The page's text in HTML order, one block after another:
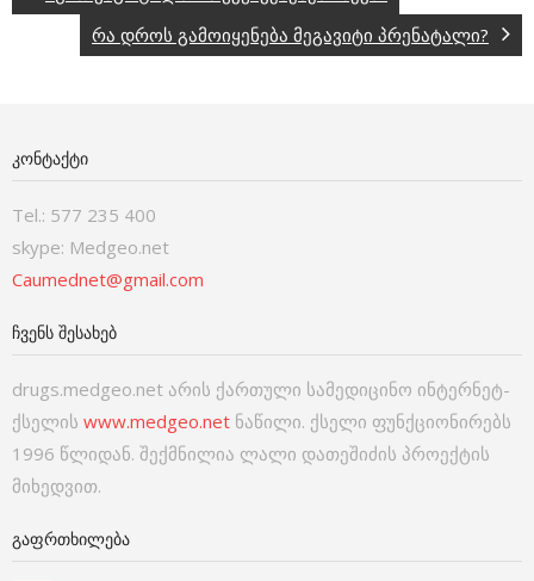
რა დროს გამოიყენება მეგავიტი პრენატალი?
ᲙᲝᲜᲢᲐᲥᲢᲘ
Tel.: 577 235 400
skype: Medgeo.net
Caumednet@gmail.com
ᲩᲕᲔᲜᲡ ᲨᲔᲡᲐᲮᲔᲑ
drugs.medgeo.net არის ქართული სამედიცინო ინტერნეტ-
ქსელის www.medgeo.net ნაწილი. ქსელი ფუნქციონირებს
1996 წლიდან. შექმნილია ლალი დათეშიძის პროექტის
მიხედვით.
ᲒᲐᲤᲠᲗᲮᲘᲚᲔᲑᲐ